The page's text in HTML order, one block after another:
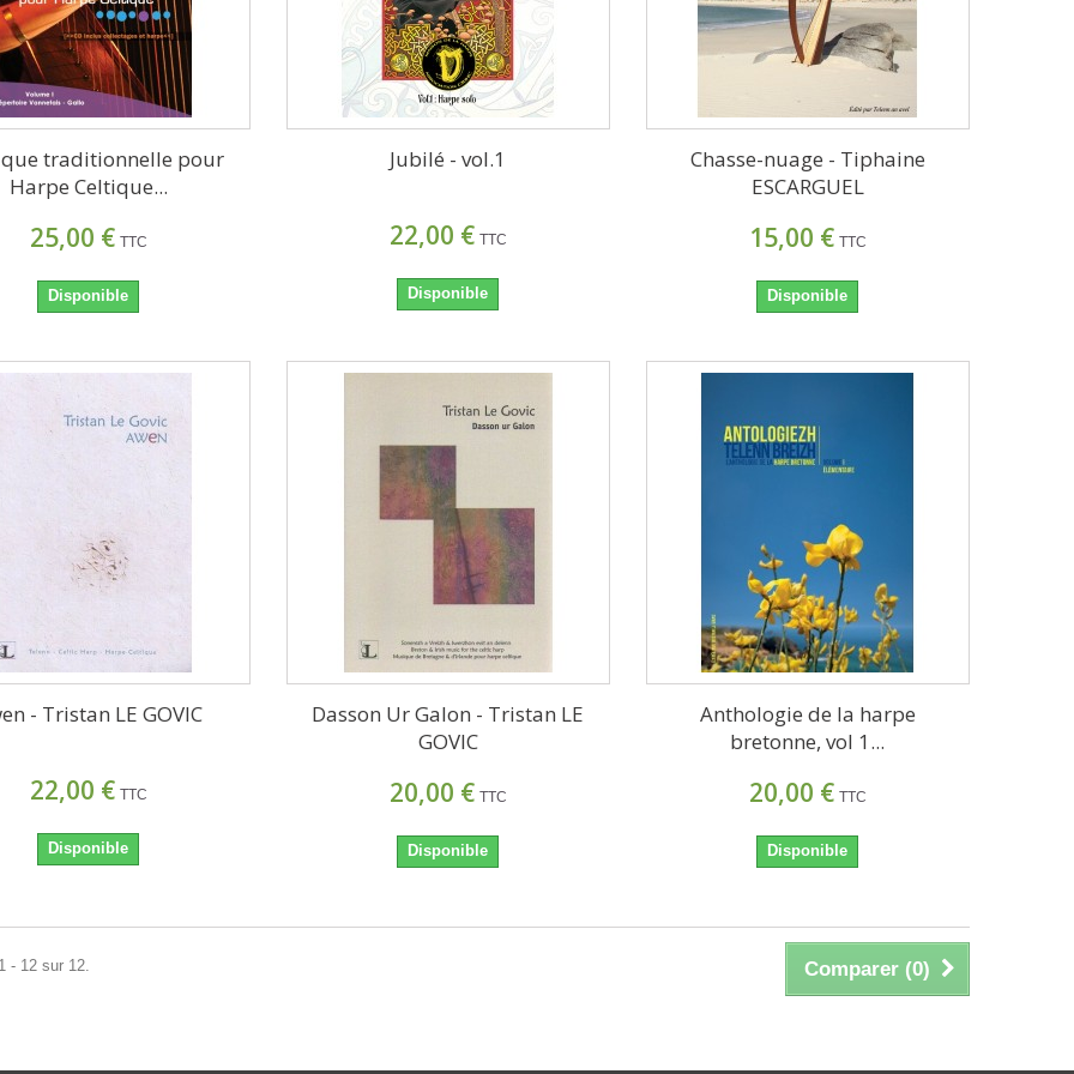
traditionnelle pour
Harpe Celtique...
25,00 € TTC
Disponible
Jubilé - vol.1
22,00 € TTC
Disponible
Chasse-nuage - Tiphaine
ESCARGUEL
15,00 € TTC
Disponible
- Tristan LE GOVIC
22,00 € TTC
Disponible
Dasson Ur Galon - Tristan LE
GOVIC
20,00 € TTC
Disponible
Anthologie de la harpe
bretonne, vol 1...
20,00 € TTC
Disponible
Comparer (0)
- 12 sur 12.